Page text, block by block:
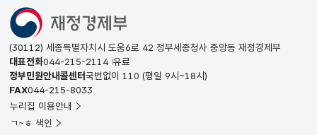
(30112) 세종특별자치시 도움6로 42 정부세종청사 중앙동 재정경제부
대표전화044-215-2114 유료
정부민원안내콜센터국번없이 110 (평일 9시~18시)
FAX044-215-8033
누리집 이용안내
ㄱ~ㅎ 색인